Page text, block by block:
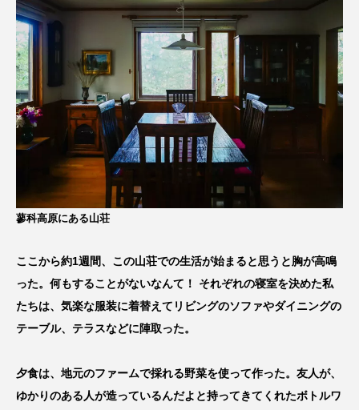
蓼科高原にある山荘
ここから約1週間、この山荘での生活が始まると思うと胸が高鳴
った。何もすることがないなんて！ それぞれの寝室を決めた私
たちは、気楽な服装に着替えてリビングのソファやダイニングの
テーブル、テラスなどに陣取った。
夕食は、地元のファームで採れる野菜を使って作った。友人が、
ゆかりのある人が造っているんだよと持ってきてくれたボトルワ